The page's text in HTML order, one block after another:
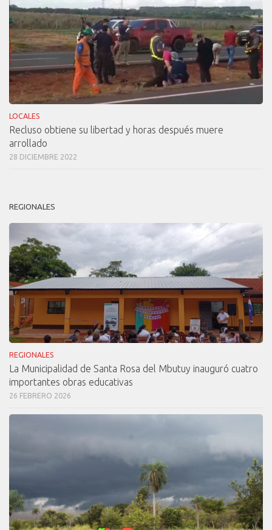
LOCALES
Recluso obtiene su libertad y horas después muere
arrollado
28 DICIEMBRE 2022
REGIONALES
REGIONALES
La Municipalidad de Santa Rosa del Mbutuy inauguró cuatro
importantes obras educativas
26 FEBRERO 2026